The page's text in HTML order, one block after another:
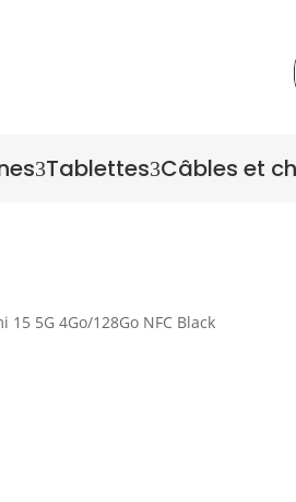
3Tablettes3Câbles et